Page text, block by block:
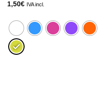
1,50€ IVA incl.